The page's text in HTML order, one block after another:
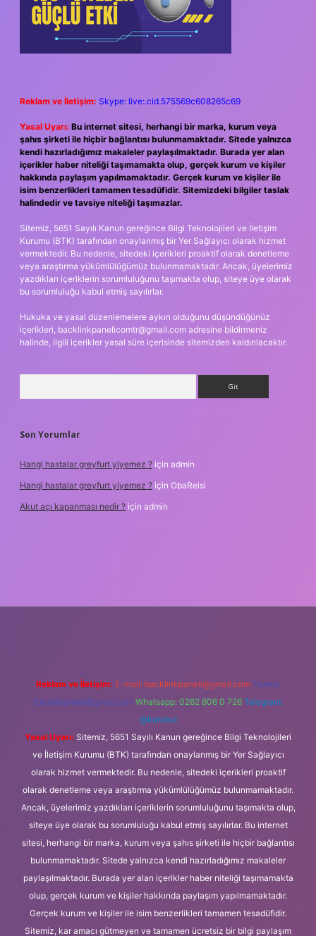
Reklam ve İletişim: Skype: live:.cid.575569c608265c69
Yasal Uyarı: Bu internet sitesi, herhangi bir marka, kurum veya
şahıs şirketi ile hiçbir bağlantısı bulunmamaktadır. Sitede yalnızca
kendi hazırladığımız makaleler paylaşılmaktadır. Burada yer alan
içerikler haber niteliği taşımamakta olup, gerçek kurum ve kişiler
hakkında paylaşım yapılmamaktadır. Gerçek kurum ve kişiler ile
isim benzerlikleri tamamen tesadüfidir. Sitemizdeki bilgiler taslak
halindedir ve tavsiye niteliği taşımazlar.
Sitemiz, 5651 Sayılı Kanun gereğince Bilgi Teknolojileri ve İletişim
Kurumu (BTK) tarafından onaylanmış bir Yer Sağlayıcı olarak hizmet
vermektedir. Bu nedenle, sitedeki içerikleri proaktif olarak denetleme
veya araştırma yükümlülüğümüz bulunmamaktadır. Ancak, üyelerimiz
yazdıkları içeriklerin sorumluluğunu taşımakta olup, siteye üye olarak
bu sorumluluğu kabul etmiş sayılırlar.
Hukuka ve yasal düzenlemelere aykırı olduğunu düşündüğünüz
içerikleri, backlinkpanelicomtr@gmail.com adresine bildirmeniz
halinde, ilgili içerikler yasal süre içerisinde sitemizden kaldırılacaktır.
Son Yorumlar
Hangi hastalar greyfurt yiyemez ? için admin
Hangi hastalar greyfurt yiyemez ? için ObaReisi
Akut açı kapanması nedir ? için admin
Reklam ve İletişim: E-mail: backlinkpaneli@gmail.com Teams:
forumhizmeti@gmail.com Whatsapp: 0262 606 0 726 Telegram:
@karabul
Yasal Uyarı: Sitemiz, 5651 Sayılı Kanun gereğince Bilgi Teknolojileri
ve İletişim Kurumu (BTK) tarafından onaylanmış bir Yer Sağlayıcı
olarak hizmet vermektedir. Bu nedenle, sitedeki içerikleri proaktif
olarak denetleme veya araştırma yükümlülüğümüz bulunmamaktadır.
Ancak, üyelerimiz yazdıkları içeriklerin sorumluluğunu taşımakta olup,
siteye üye olarak bu sorumluluğu kabul etmiş sayılırlar. Bu internet
sitesi, herhangi bir marka, kurum veya şahıs şirketi ile hiçbir bağlantısı
bulunmamaktadır. Sitede yalnızca kendi hazırladığımız makaleler
paylaşılmaktadır. Burada yer alan içerikler haber niteliği taşımamakta
olup, gerçek kurum ve kişiler hakkında paylaşım yapılmamaktadır.
Gerçek kurum ve kişiler ile isim benzerlikleri tamamen tesadüfidir.
Sitemiz, kar amacı gütmeyen ve tamamen ücretsiz bir bilgi paylaşım